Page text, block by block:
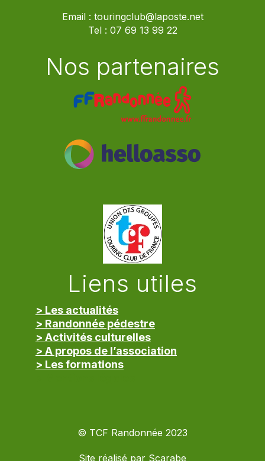
Email : touringclub@laposte.net
Tel : 07 69 13 99 22
Nos partenaires
Liens utiles
> Les actualités
> Randonnée pédestre
> Activités culturelles
> A propos de l’association
> Les formations
© TCF Randonnée 2023
Site réalisé par Scarabe